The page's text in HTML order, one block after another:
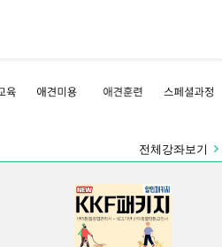
전체강좌보기